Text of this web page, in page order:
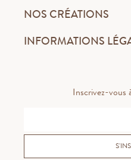
NOS CRÉATIONS
INFORMATIONS
Inscrivez-vous